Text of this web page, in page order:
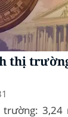
thị
3,24